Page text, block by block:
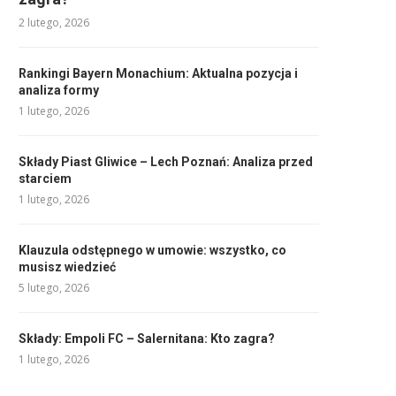
2 lutego, 2026
Rankingi Bayern Monachium: Aktualna pozycja i
analiza formy
1 lutego, 2026
Składy Piast Gliwice – Lech Poznań: Analiza przed
starciem
1 lutego, 2026
Klauzula odstępnego w umowie: wszystko, co
musisz wiedzieć
5 lutego, 2026
Składy: Empoli FC – Salernitana: Kto zagra?
1 lutego, 2026